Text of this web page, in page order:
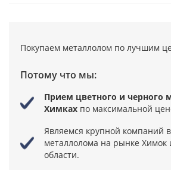
Покупаем металлолом по лучшим
Потому что мы:
Прием цветного и черного
Химках по максимальной
Являемся крупной компаний
металлолома на рынке Химок
области.